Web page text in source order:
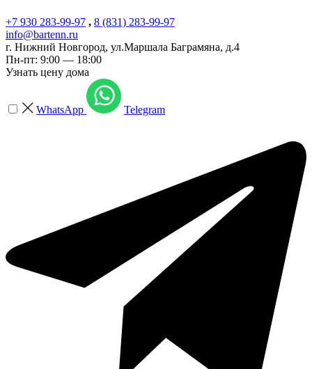
+7 930 283-99-97 , 8 (831) 283-99-97
info@bartenn.ru
г. Нижний Новгород, ул.Маршала Баграмяна, д.4
Пн-пт: 9:00 — 18:00
Узнать цену дома
WhatsApp Telegram